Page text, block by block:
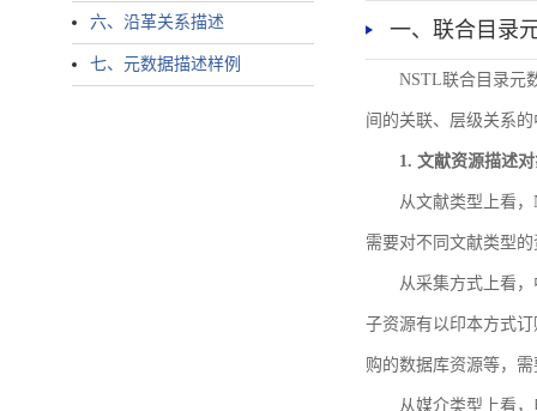
六、沿革关系描述
七、元数据描述样例
一、联合目录
NSTL联合目录元
间的关联、层级关系
1. 文献资源描述
从文献类型上看
需要对不同文献类型
从采集方式上看
子资源有以印本方式
购的数据库资源等，
从媒介类型上看